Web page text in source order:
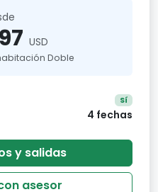
USD
Doble
Sí
4 fechas
y salidas
asesor